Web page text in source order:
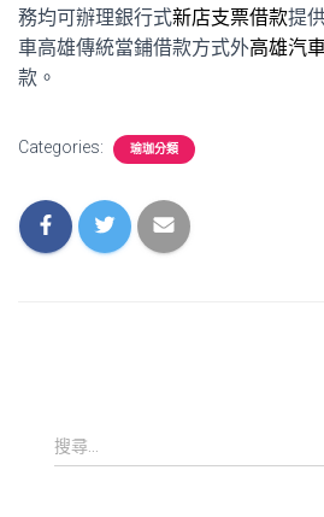
務均可辦理銀行式新店支票借款提
車高雄傳統當鋪借款方式外高雄汽
款。
Categories: 瑜珈分類
搜
尋
搜尋...